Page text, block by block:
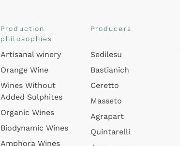
Production
philosophies
Artisanal winery
Orange Wine
Wines Without
Added Sulphites
Organic Wines
Biodynamic Wines
Amphora Wines
Producers
Sedilesu
Bastianich
Ceretto
Masseto
Agrapart
Quintarelli